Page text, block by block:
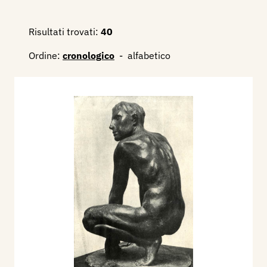
Palazzo Comunale Salone Auditorium a Forlì.
Nel 1954 figura alla “Italian America exchange
Metropolitan Museum of Art - San Francisco, M.
H. De Young Museum - Pasadena, Pasadena Art
Museum - Detroi, Detroit Institute of Art -
Pittisburgh, Carnegi Institut - East Lansing,
Michigan State College - Rockland, Farnsworth
Library and Museum).
Nel 1955 figura alla “Mostra Nazionale
dell’Incisione contemporanea italiana”, a Palazzo
Ducale, a Venezia.
Nel 1956 figura alla Mostra “A gravura italiana
Risultati trovati: 40
Ordine: cronologico - alfabetico